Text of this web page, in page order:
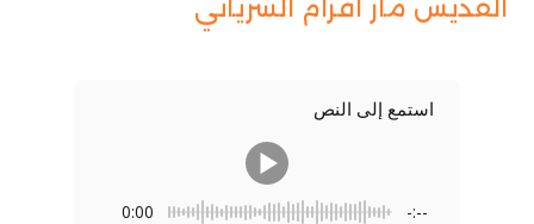
القديس مار افرام السرياني
استمع إلى النص
0:00 -:--